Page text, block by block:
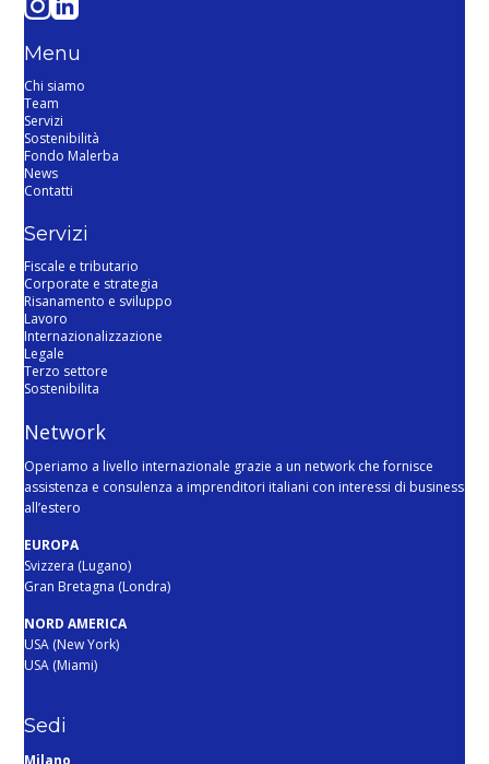
Menu
Chi siamo
Team
Servizi
Sostenibilità
Fondo Malerba
News
Contatti
Servizi
Fiscale e tributario
Corporate e strategia
Risanamento e sviluppo
Lavoro
Internazionalizzazione
Legale
Terzo settore
Sostenibilita
Network
Operiamo a livello internazionale grazie a un network che fornisce
assistenza e consulenza a imprenditori italiani con interessi di business
all’estero
EUROPA
Svizzera (Lugano)
Gran Bretagna (Londra)
NORD AMERICA
USA (New York)
USA (Miami)
Sedi
Milano